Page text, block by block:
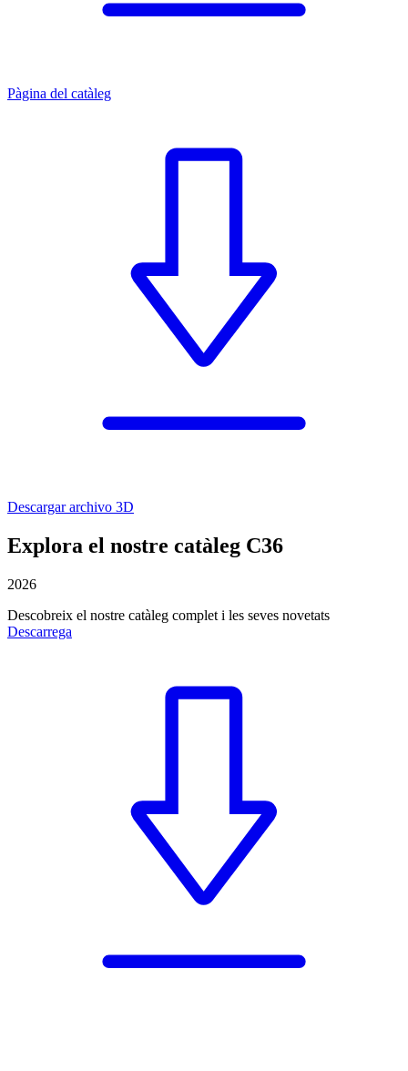
Pàgina del catàleg
Descargar archivo 3D
Explora el nostre catàleg C36
2026
Descobreix el nostre catàleg complet i les seves novetats
Descarrega